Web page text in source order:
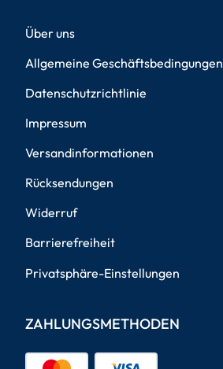
Über uns
Allgemeine Geschäftsbedingungen
Datenschutzrichtlinie
Impressum
Versandinformationen
Rücksendungen
Widerruf
Barrierefreiheit
Privatsphäre-Einstellungen
ZAHLUNGSMETHODEN